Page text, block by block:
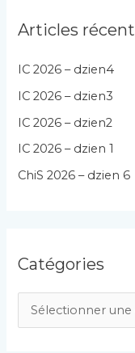
Articles
IC 2026 – dzien4
IC 2026 – dzien3
IC 2026 – dzien2
IC 2026 – dzien 1
ChiS 2026 – dzien 6
Catégories
a